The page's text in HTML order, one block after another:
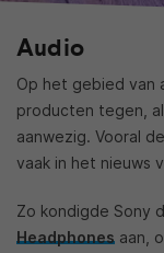
Audio
Op het gebied van
producten tegen,
aanwezig. Vooral
vaak in het nieuws
Zo kondigde Sony
Headphones aan,